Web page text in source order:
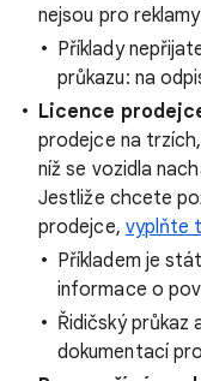
nejsou pro
Příklady
průkazu: na
Licence
prodejce na
níž se vozidla
Jestliže chcete
prodejce, vyplňte
Příkladem je
informace o
Řidičský průkaz
dokumentací